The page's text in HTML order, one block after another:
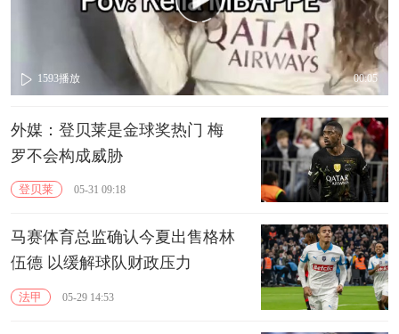
1593播放 00:05
外媒：登贝莱是金球奖热门 梅
罗不会构成威胁
登贝莱 05-31 09:18
马赛体育总监确认今夏出售格林
伍德 以缓解球队财政压力
法甲 05-29 14:53